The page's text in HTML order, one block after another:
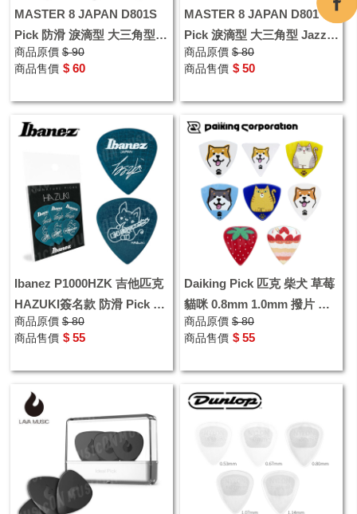
MASTER 8 JAPAN D801S
Pick 防滑 淚滴型 大三角型
Jazz型 匹克 彈片 撥片
商品原價 $ 90
商品售價 $ 60
MASTER 8 JAPAN D801
Pick 淚滴型 大三角型 Jazz型
匹克 彈片 撥片
商品原價 $ 80
商品售價 $ 50
Ibanez P1000HZK 吉他匹克
HAZUKI簽名款 防滑 Pick 撥
片 1.0mm
商品原價 $ 80
商品售價 $ 55
Daiking Pick 匹克 柴犬 草莓
貓咪 0.8mm 1.0mm 撥片 彈
片 三角 日本製
商品原價 $ 80
商品售價 $ 55